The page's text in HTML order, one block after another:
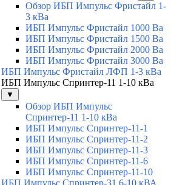
Обзор ИБП Импульс Фристайл 1-
3 кВа
ИБП Импульс Фристайл 1000 Ва
ИБП Импульс Фристайл 1500 Ва
ИБП Импульс Фристайл 2000 Ва
ИБП Импульс Фристайл 3000 Ва
ИБП Импульс Фристайл ЛФП 1-3 кВа
ИБП Импульс Спринтер-11 1-10 кВа
▼
Обзор ИБП Импульс
Спринтер-11 1-10 кВа
ИБП Импульс Спринтер-11-1
ИБП Импульс Спринтер-11-2
ИБП Импульс Спринтер-11-3
ИБП Импульс Спринтер-11-6
ИБП Импульс Спринтер-11-10